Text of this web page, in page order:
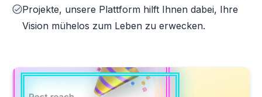
Projekte, unsere Plattform hilft Ihnen dabei, Ihre
Vision mühelos zum Leben zu erwecken.